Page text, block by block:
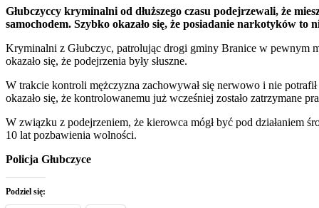
Głubczyccy kryminalni od dłuższego czasu podejrzewali, że
samochodem. Szybko okazało się, że posiadanie narkotyków
Kryminalni z Głubczyc, patrolując drogi gminy Branice w pewnym
okazało się, że podejrzenia były słuszne.
W trakcie kontroli mężczyzna zachowywał się nerwowo i nie
okazało się, że kontrolowanemu już wcześniej zostało zatrzymane
W związku z podejrzeniem, że kierowca mógł być pod działaniem
10 lat pozbawienia wolności.
Policja Głubczyce
Podziel się: